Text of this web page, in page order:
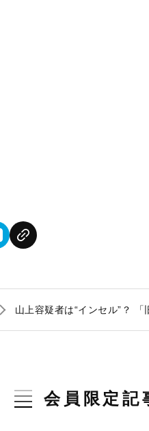
山上容疑者は“インセル”？
会員限定記